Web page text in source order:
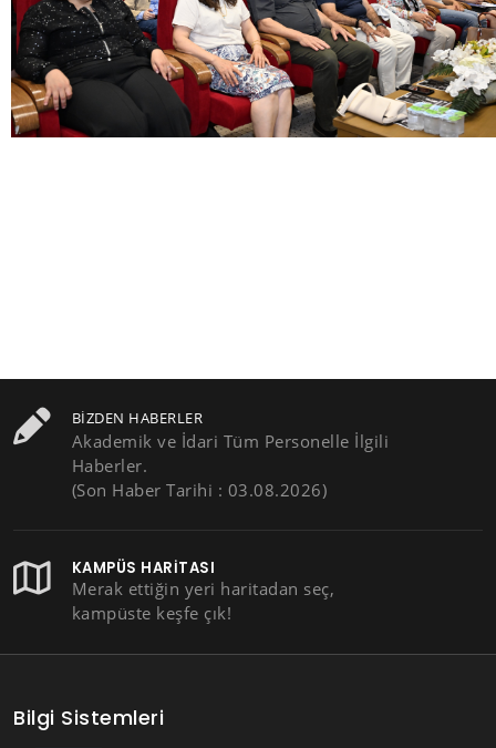
BIZDEN HABERLER
Akademik ve İdari Tüm Personelle İlgili
Haberler.
(Son Haber Tarihi : 03.08.2026)
KAMPÜS HARITASI
Merak ettiğin yeri haritadan seç,
kampüste keşfe çık!
Bilgi Sistemleri